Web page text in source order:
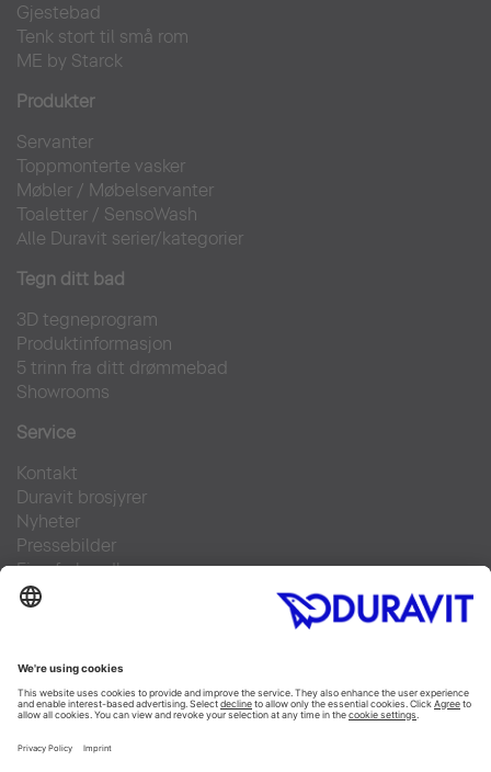
Gjestebad
Tenk stort til små rom
ME by Starck
Produkter
Servanter
Toppmonterte vasker
Møbler / Møbelservanter
Toaletter / SensoWash
Alle Duravit serier/kategorier
Tegn ditt bad
3D tegneprogram
Produktinformasjon
5 trinn fra ditt drømmebad
Showrooms
Service
Kontakt
Duravit brosjyrer
Nyheter
Pressebilder
Finn forhandler
Ofte stilte spørsmål
Facebook
Instagram
Pinterest
Flickr
Linked In